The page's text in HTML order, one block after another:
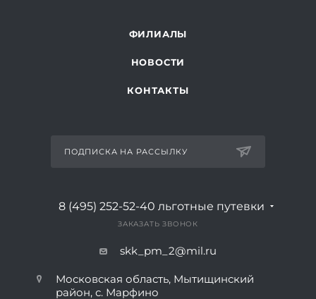
ФИЛИАЛЫ
НОВОСТИ
КОНТАКТЫ
ПОДПИСКА НА РАССЫЛКУ
8 (495) 252-52-40 льготные путевки
ЗАКАЗАТЬ ЗВОНОК
skk_pm_2@mil.ru
Московская область, Мытищинский
район, с. Марфино